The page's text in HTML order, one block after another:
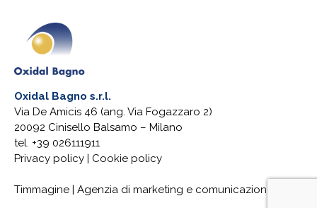
Oxidal Bagno s.r.l.
Via De Amicis 46 (ang. Via Fogazzaro 2)
20092 Cinisello Balsamo – Milano
tel. +39 026111911
Privacy policy | Cookie policy
Timmagine | Agenzia di marketing e comunicazione